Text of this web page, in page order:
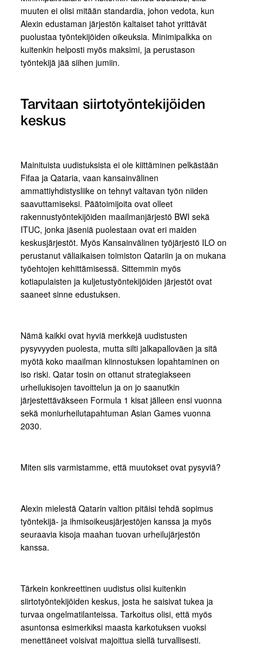
muuten ei olisi mitään standardia, johon vedota, kun
Alexin edustaman järjestön kaltaiset tahot yrittävät
puolustaa työntekijöiden oikeuksia. Minimipalkka on
kuitenkin helposti myös maksimi, ja perustason
työntekijä jää siihen jumiin.
Tarvitaan siirtotyöntekijöiden
keskus
Mainituista uudistuksista ei ole kiittäminen pelkästään
Fifaa ja Qataria, vaan kansainvälinen
ammattiyhdistysliike on tehnyt valtavan työn niiden
saavuttamiseksi. Päätoimijoita ovat olleet
rakennustyöntekijöiden maailmanjärjestö BWI sekä
ITUC, jonka jäseniä puolestaan ovat eri maiden
keskusjärjestöt. Myös Kansainvälinen työjärjestö ILO on
perustanut väliaikaisen toimiston Qatariin ja on mukana
työehtojen kehittämisessä. Sittemmin myös
kotiapulaisten ja kuljetustyöntekijöiden järjestöt ovat
saaneet sinne edustuksen.
Nämä kaikki ovat hyviä merkkejä uudistusten
pysyvyyden puolesta, mutta silti jalkapalloväen ja sitä
myötä koko maailman kiinnostuksen lopahtaminen on
iso riski. Qatar tosin on ottanut strategiakseen
urheilukisojen tavoittelun ja on jo saanutkin
järjestettäväkseen Formula 1 kisat jälleen ensi vuonna
sekä moniurheilutapahtuman Asian Games vuonna
2030.
Miten siis varmistamme, että muutokset ovat pysyviä?
Alexin mielestä Qatarin valtion pitäisi tehdä sopimus
työntekijä- ja ihmisoikeusjärjestöjen kanssa ja myös
seuraavia kisoja maahan tuovan urheilujärjestön
kanssa.
Tärkein konkreettinen uudistus olisi kuitenkin
siirtotyöntekijöiden keskus, josta he saisivat tukea ja
turvaa ongelmatilanteissa. Tarkoitus olisi, että myös
asuntonsa esimerkiksi maasta karkotuksen vuoksi
menettäneet voisivat majoittua siellä turvallisesti.